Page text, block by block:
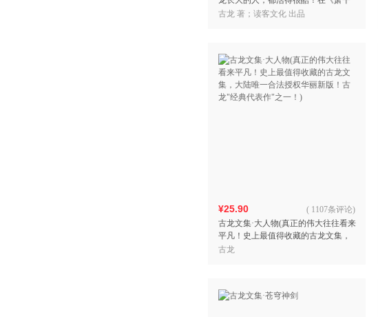
一郎》里，酷就是哪怕被误解也要坚
古龙 著；读客文化 出品
¥25.90
古龙文集·大人物(真正的伟大往往看来
平凡！史上最值得收藏的古龙文集，
大陆唯一合法授权华丽新版！古龙"经
( 1107条评论)
古龙